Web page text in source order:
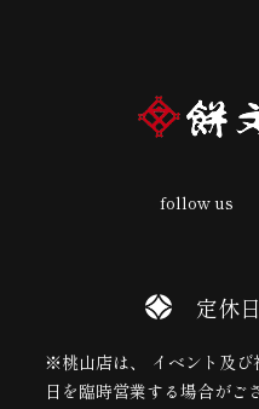
follow us
定休
※桃山店は、 イベント及び
日を臨時営業する場合がご